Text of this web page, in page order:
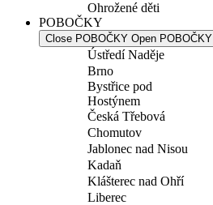
Ohrožené děti
POBOČKY
Close POBOČKY Open POBOČKY
Ústředí Naděje
Brno
Bystřice pod
Hostýnem
Česká Třebová
Chomutov
Jablonec nad Nisou
Kadaň
Klášterec nad Ohří
Liberec